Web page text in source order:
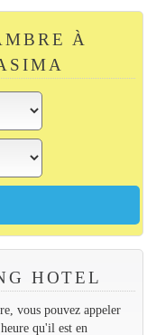
À
HOTEL
vous pouvez appeler
qu'il est en